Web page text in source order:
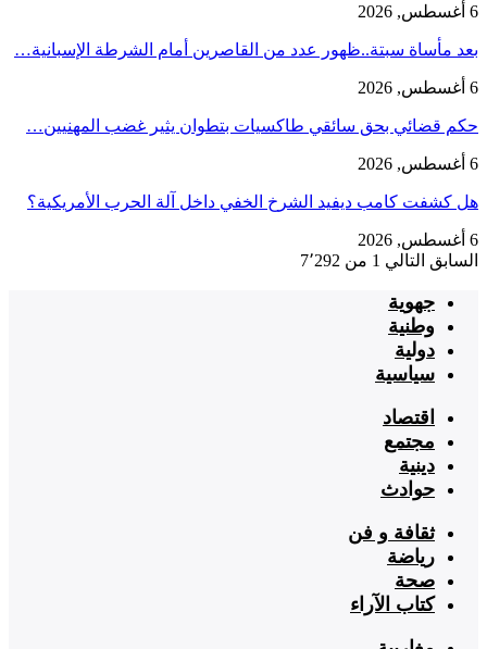
6 أغسطس, 2026
بعد مأساة سبتة..ظهور عدد من القاصرين أمام الشرطة الإسبانية…
6 أغسطس, 2026
حكم قضائي بحق سائقي طاكسيات بتطوان يثير غضب المهنيين…
6 أغسطس, 2026
هل كشفت كامب ديفيد الشرخ الخفي داخل آلة الحرب الأمريكية؟
6 أغسطس, 2026
السابق التالي 1 من 7٬292
جهوية
وطنية
دولية
سياسية
اقتصاد
مجتمع
دينية
حوادث
ثقافة و فن
رياضة
صحة
كتاب الآراء